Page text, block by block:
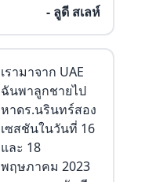
- ลูดี สเลห์
เรามาจาก UAE
ฉันพาลูกชายไป
หาดร.นรินทร์สอง
เซสชันในวันที่ 16
และ 18
พฤษภาคม 2023